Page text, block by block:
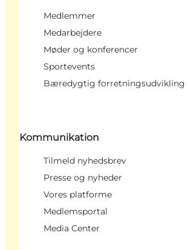
Medlemmer
Medarbejdere
Møder og konferencer
Sportevents
Bæredygtig forretningsudvikling
Kommunikation
Tilmeld nyhedsbrev
Presse og nyheder
Vores platforme
Medlemsportal
Media Center